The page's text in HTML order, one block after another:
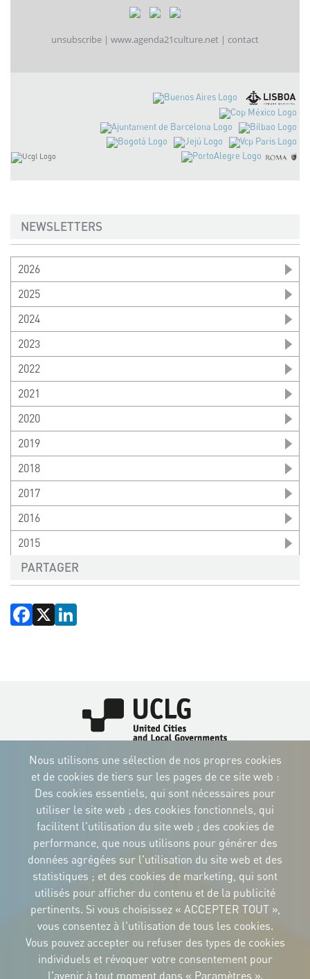
unsubscribe | www.agenda21culture.net | contact
NEWSLETTERS
2026
2025
2024
2023
2022
2021
2020
2019
2018
2017
2016
2015
PARTAGER
Facebook
X
Image
ImageImage Image
Image
ImageImageImage
IDENTITÉ CORPORTATIVE
Téléchargez
les logos et le
manuel
CONTACT
Carrer Avinyó, 15
08002 Barcelona
culture@uclg.org
Nous utilisons une sélection de nos propres cookies
et de cookies de tiers sur les pages de ce site web :
Des cookies essentiels, qui sont nécessaires pour
utiliser le site web ; des cookies fonctionnels, qui
facilitent l'utilisation du site web ; des cookies de
performance, que nous utilisons pour générer des
données agrégées sur l'utilisation du site web et des
statistiques ; et des cookies de marketing, qui sont
utilisés pour afficher du contenu et de la publicité
pertinents. Si vous choisissez « ACCEPTER TOUT »,
vous consentez à l'utilisation de tous les cookies.
Vous pouvez accepter ou refuser des types de cookies
individuels et révoquer votre consentement pour
l'avenir à tout moment dans « Paramètres ».